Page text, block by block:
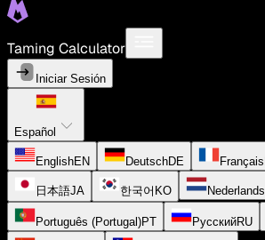
Taming Calculator
Iniciar Sesión
Español
EnglishEN DeutschDE Français
日本語JA 한국어 KO Nederlands
Português (Portugal)PT РусскийRU